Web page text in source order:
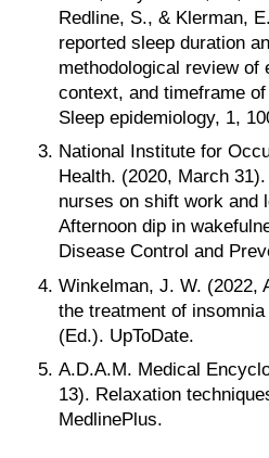
Redline, S., & Klerman,
reported sleep duration
methodological review of
context, and timeframe
Sleep epidemiology, 1,
National Institute for
Health. (2020, March
nurses on shift work and
Afternoon dip in
Disease Control and
Winkelman, J. W. (2022,
the treatment of
(Ed.). UpToDate.
A.D.A.M. Medical
13). Relaxation
MedlinePlus.